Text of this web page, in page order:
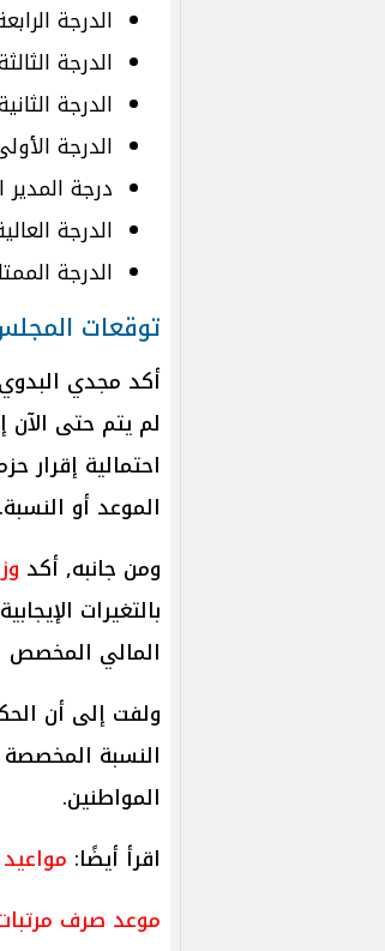
الدرجة الرابعة: 7000
الدرجة الثالثة: 7500
الدرجة الثانية: 8000
الدرجة الأولى
درجة المدير
الدرجة العالية
الدرجة الممتازة
توقعات
أكد مجدي
لم يتم حتى الآن
احتمالية إقرار
الموعد أو النسبة.
ومن جانبه, أكد
بالتغيرات
المالي المخصص
ولفت إلى أن
النسبة
المواطنين.
اقرأ أيضًا: مواعيد صرف
موعد صرف مرتبات شهر يناير 2025